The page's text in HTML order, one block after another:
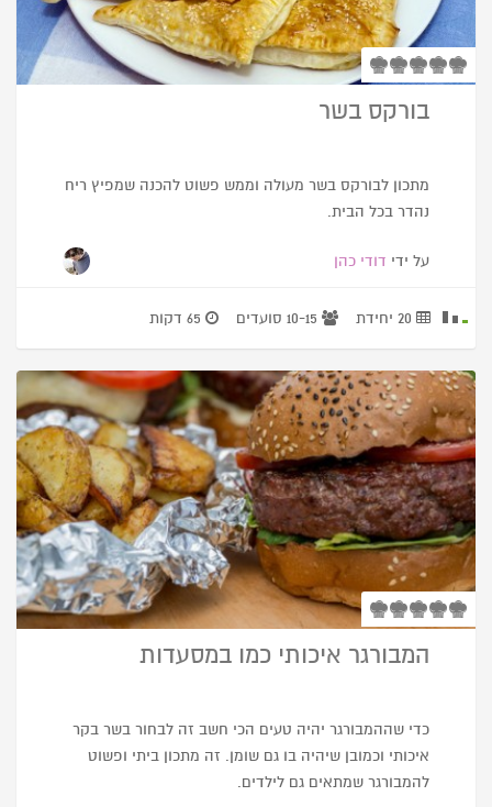
בורקס בשר
מתכון לבורקס בשר מעולה וממש פשוט להכנה שמפיץ ריח
נהדר בכל הבית.
על ידי דודי כהן
המבורגר איכותי כמו במסעדות
כדי שההמבורגר יהיה טעים הכי חשב זה לבחור בשר בקר
איכותי וכמובן שיהיה בו גם שומן. זה מתכון ביתי ופשוט
להמבורגר שמתאים גם לילדים.